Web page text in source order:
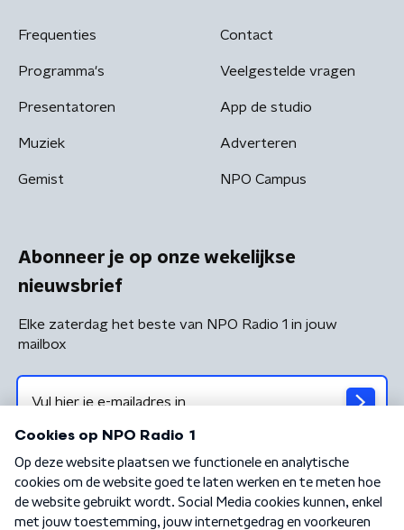
Frequenties
Programma's
Presentatoren
Muziek
Gemist
Contact
Veelgestelde vragen
App de studio
Adverteren
NPO Campus
Abonneer je op onze wekelijkse
nieuwsbrief
Elke zaterdag het beste van NPO Radio 1 in jouw
mailbox
Algemene voorwaarden